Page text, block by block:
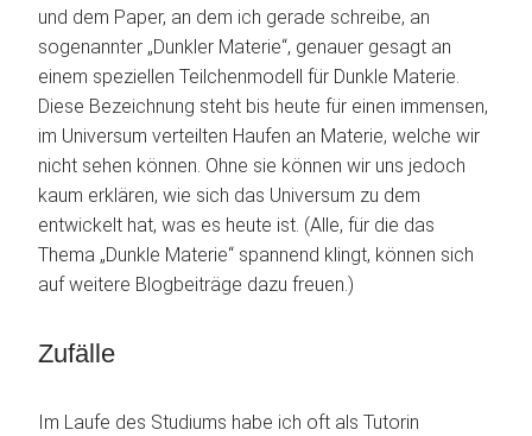
und dem Paper, an dem ich gerade schreibe, an
sogenannter „Dunkler Materie“, genauer gesagt an
einem speziellen Teilchenmodell für Dunkle Materie.
Diese Bezeichnung steht bis heute für einen immensen,
im Universum verteilten Haufen an Materie, welche wir
nicht sehen können. Ohne sie können wir uns jedoch
kaum erklären, wie sich das Universum zu dem
entwickelt hat, was es heute ist. (Alle, für die das
Thema „Dunkle Materie“ spannend klingt, können sich
auf weitere Blogbeiträge dazu freuen.)
Zufälle
Im Laufe des Studiums habe ich oft als Tutorin